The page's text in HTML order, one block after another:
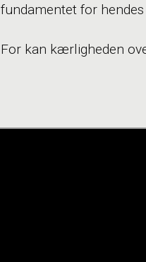
fundamentet for hendes
For kan kærligheden